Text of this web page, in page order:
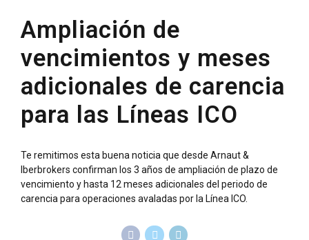
Ampliación de
vencimientos y meses
adicionales de carencia
para las Líneas ICO
Te remitimos esta buena noticia que desde Arnaut &
Iberbrokers confirman los 3 años de ampliación de plazo de
vencimiento y hasta 12 meses adicionales del periodo de
carencia para operaciones avaladas por la Línea ICO.